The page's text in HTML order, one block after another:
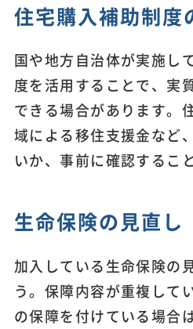
住宅購入補助制度
国や地方自治体が実施し
度を活用することで、実
できる場合があります。
域による移住支援金など
いか、事前に確認するこ
生命保険の見直し
加入している生命保険の
う。保障内容が重複して
の保障を付けている場合